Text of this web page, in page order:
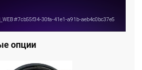
в нагнетательном канале
предохранительный клапан.
70 МПа он открывается,
рабочую жидкость в бак.
опции